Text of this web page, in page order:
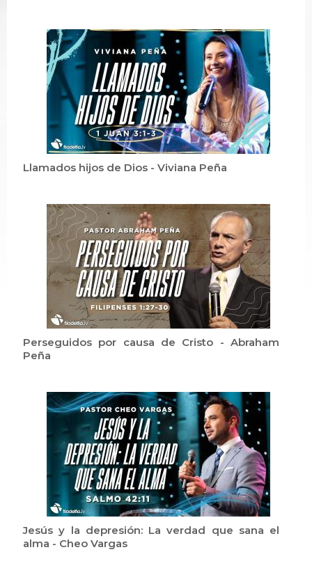
Llamados hijos de Dios - Viviana Peña
Perseguidos por causa de Cristo - Abraham
Peña
Jesús y la depresión: La verdad que sana el
alma - Cheo Vargas